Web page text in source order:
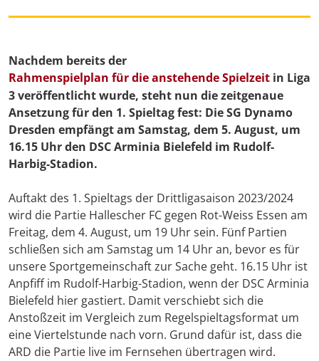
Nachdem bereits der
Rahmenspielplan für die anstehende Spielzeit in Liga
3 veröffentlicht wurde, steht nun die zeitgenaue
Ansetzung für den 1. Spieltag fest: Die SG Dynamo
Dresden empfängt am Samstag, dem 5. August, um
16.15 Uhr den DSC Arminia Bielefeld im Rudolf-
Harbig-Stadion.
Auftakt des 1. Spieltags der Drittligasaison 2023/2024
wird die Partie Hallescher FC gegen Rot-Weiss Essen am
Freitag, dem 4. August, um 19 Uhr sein. Fünf Partien
schließen sich am Samstag um 14 Uhr an, bevor es für
unsere Sportgemeinschaft zur Sache geht. 16.15 Uhr ist
Anpfiff im Rudolf-Harbig-Stadion, wenn der DSC Arminia
Bielefeld hier gastiert. Damit verschiebt sich die
Anstoßzeit im Vergleich zum Regelspieltagsformat um
eine Viertelstunde nach vorn. Grund dafür ist, dass die
ARD die Partie live im Fernsehen übertragen wird.